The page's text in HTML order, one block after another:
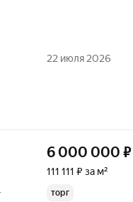
22 июля 2026
6 000 000 ₽
111 111 ₽ за м²
торг